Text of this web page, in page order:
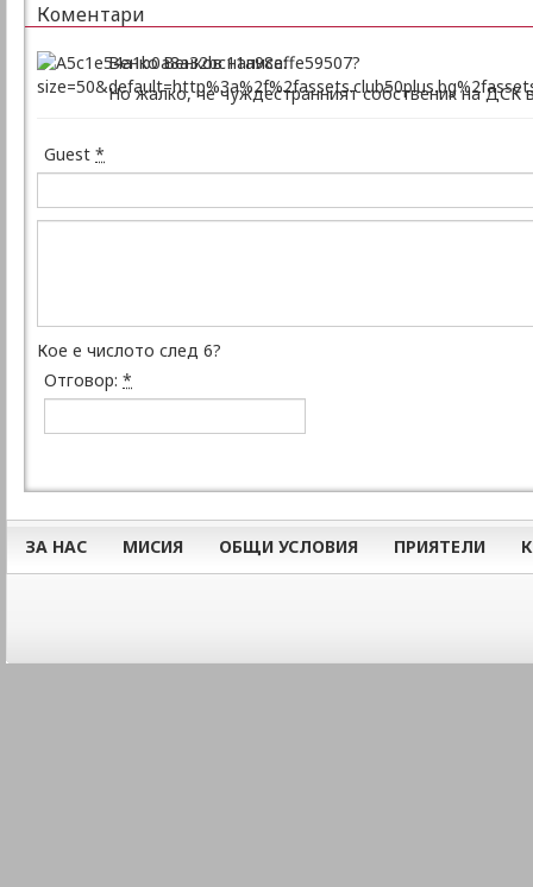
Коментари
Венко Венков написа:
Но жалко, че чуждестранният собственик на ДСК
Guest *
Кое е числото след 6?
Отговор: *
ЗА НАС МИСИЯ ОБЩИ УСЛОВИЯ ПРИЯТЕЛИ